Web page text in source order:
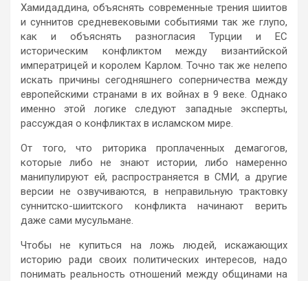
Хамидаддина, объяснять современные трения шиитов
и суннитов средневековыми событиями так же глупо,
как и объяснять разногласия Турции и ЕС
историческим конфликтом между византийской
императрицей и королем Карлом. Точно так же нелепо
искать причины сегодняшнего соперничества между
европейскими странами в их войнах в 9 веке. Однако
именно этой логике следуют западные эксперты,
рассуждая о конфликтах в исламском мире.
От того, что риторика проплаченных демагогов,
которые либо не знают истории, либо намеренно
манипулируют ей, распространяется в СМИ, а другие
версии не озвучиваются, в неправильную трактовку
суннитско-шиитского конфликта начинают верить
даже сами мусульмане.
Чтобы не купиться на ложь людей, искажающих
историю ради своих политических интересов, надо
понимать реальность отношений между общинами на